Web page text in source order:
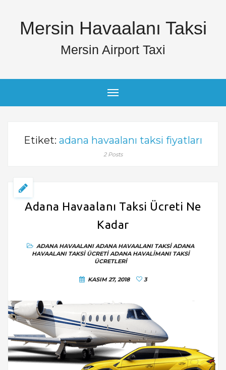
Mersin Havaalanı Taksi
Mersin Airport Taxi
Etiket: adana havaalanı taksi fiyatları
2 Posts
Adana Havaalanı Taksi Ücreti Ne
Kadar
ADANA HAVAALANI ADANA HAVAALANI TAKSI ADANA
HAVAALANI TAKSI ÜCRETI ADANA HAVALIMANI TAKSI
ÜCRETLERI
KASIM 27, 2018 3